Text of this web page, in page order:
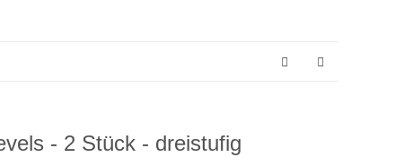
- 2 Stück - dreistufig